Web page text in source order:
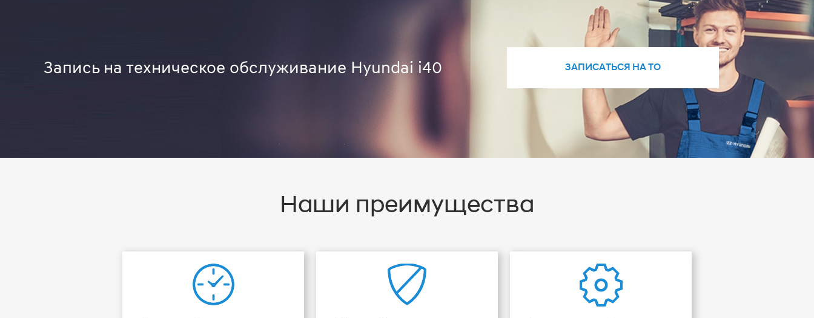
Запись на техническое обслуживание Hyundai i40 ЗАПИСАТЬСЯ НА ТО
Наши преимущества